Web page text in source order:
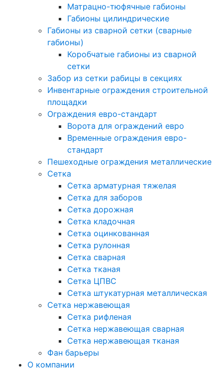
Матрацно-тюфячные габионы
Габионы цилиндрические
Габионы из сварной сетки (сварные
габионы)
Коробчатые габионы из сварной
сетки
Забор из сетки рабицы в секциях
Инвентарные ограждения строительной
площадки
Ограждения евро-стандарт
Ворота для ограждений евро
Временные ограждения евро-
стандарт
Пешеходные ограждения металлические
Сетка
Сетка арматурная тяжелая
Сетка для заборов
Сетка дорожная
Сетка кладочная
Сетка оцинкованная
Сетка рулонная
Сетка сварная
Сетка тканая
Сетка ЦПВС
Сетка штукатурная металлическая
Сетка нержавеющая
Сетка рифленая
Сетка нержавеющая сварная
Сетка нержавеющая тканая
Фан барьеры
О компании